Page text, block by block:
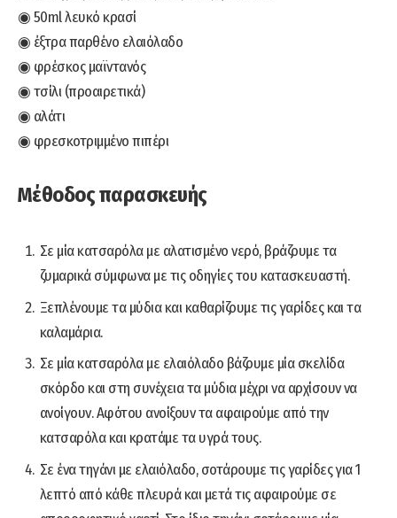
◉ 50ml λευκό κρασί
◉ έξτρα παρθένο ελαιόλαδο
◉ φρέσκος μαϊντανός
◉ τσίλι (προαιρετικά)
◉ αλάτι
◉ φρεσκοτριμμένο πιπέρι
Μέθοδος παρασκευής
Σε μία κατσαρόλα με αλατισμένο νερό, βράζουμε τα
ζυμαρικά σύμφωνα με τις οδηγίες του κατασκευαστή.
Ξεπλένουμε τα μύδια και καθαρίζουμε τις γαρίδες και τα
καλαμάρια.
Σε μία κατσαρόλα με ελαιόλαδο βάζουμε μία σκελίδα
σκόρδο και στη συνέχεια τα μύδια μέχρι να αρχίσουν να
ανοίγουν. Αφότου ανοίξουν τα αφαιρούμε από την
κατσαρόλα και κρατάμε τα υγρά τους.
Σε ένα τηγάνι με ελαιόλαδο, σοτάρουμε τις γαρίδες για 1
λεπτό από κάθε πλευρά και μετά τις αφαιρούμε σε